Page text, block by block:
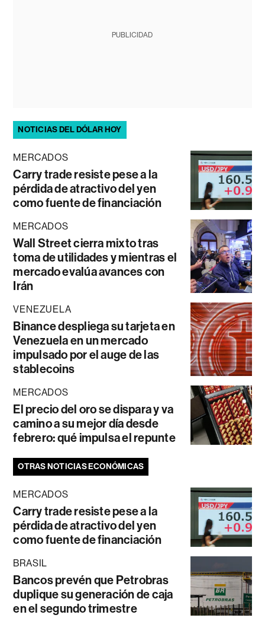
PUBLICIDAD
NOTICIAS DEL DÓLAR HOY
MERCADOS
Carry trade resiste pese a la
pérdida de atractivo del yen
como fuente de financiación
MERCADOS
Wall Street cierra mixto tras
toma de utilidades y mientras el
mercado evalúa avances con
Irán
VENEZUELA
Binance despliega su tarjeta en
Venezuela en un mercado
impulsado por el auge de las
stablecoins
MERCADOS
El precio del oro se dispara y va
camino a su mejor día desde
febrero: qué impulsa el repunte
OTRAS NOTICIAS ECONÓMICAS
MERCADOS
Carry trade resiste pese a la
pérdida de atractivo del yen
como fuente de financiación
BRASIL
Bancos prevén que Petrobras
duplique su generación de caja
en el segundo trimestre